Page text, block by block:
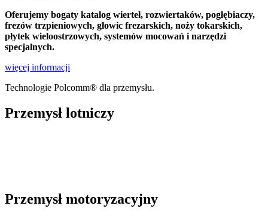
Oferujemy bogaty katalog wierteł, rozwiertaków, pogłębiaczy,
frezów trzpieniowych, głowic frezarskich, noży tokarskich,
płytek wieloostrzowych, systemów mocowań i narzędzi
specjalnych.
więcej informacji
Technologie Polcomm® dla przemysłu.
Przemysł lotniczy
Przemysł motoryzacyjny